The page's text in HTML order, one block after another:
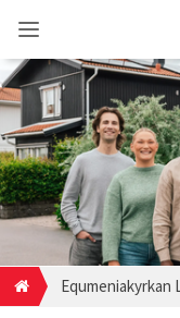
Equmeniakyrkan